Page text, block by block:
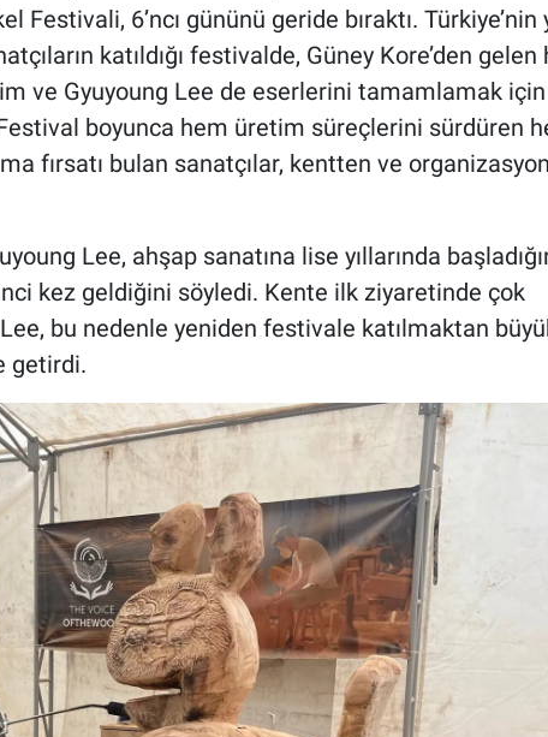
Festivali, 6’ncı gününü geride bıraktı. Türkiye’nin
katıldığı festivalde, Güney Kore’den gelen
ve Gyuyoung Lee de eserlerini tamamlamak için
Festival boyunca hem üretim süreçlerini sürdüren
fırsatı bulan sanatçılar, kentten ve
Lee, ahşap sanatına lise yıllarında
kez geldiğini söyledi. Kente ilk ziyaretinde çok
bu nedenle yeniden festivale katılmaktan
getirdi.